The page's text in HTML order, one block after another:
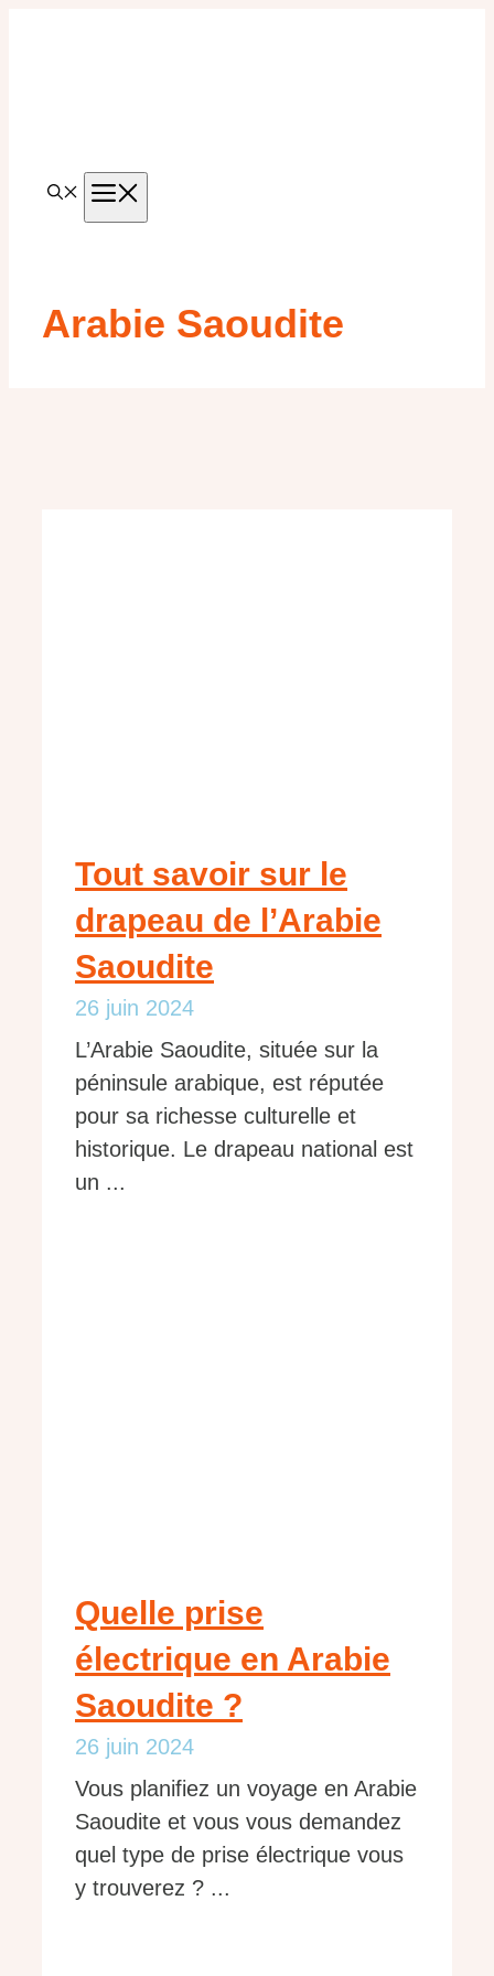
Arabie Saoudite
Tout savoir sur le
drapeau de l’Arabie
Saoudite
26 juin 2024
L’Arabie Saoudite, située sur la
péninsule arabique, est réputée
pour sa richesse culturelle et
historique. Le drapeau national est
un ...
Quelle prise
électrique en Arabie
Saoudite ?
26 juin 2024
Vous planifiez un voyage en Arabie
Saoudite et vous vous demandez
quel type de prise électrique vous
y trouverez ? ...